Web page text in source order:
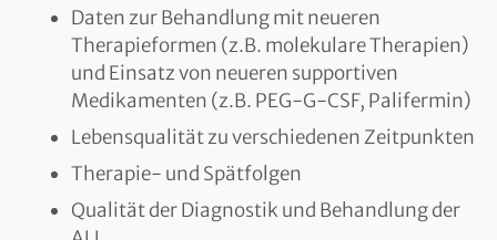
Daten zur Behandlung mit neueren
Therapieformen (z.B. molekulare Therapien)
und Einsatz von neueren supportiven
Medikamenten (z.B. PEG-G-CSF, Palifermin)
Lebensqualität zu verschiedenen Zeitpunkten
Therapie- und Spätfolgen
Qualität der Diagnostik und Behandlung der